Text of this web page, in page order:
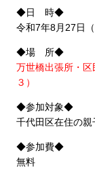
◆日 時◆
令和7年8月27日
◆場 所◆
万世橋出張所・区
３）
◆参加対象◆
千代田区在住の親
◆参加費◆
無料